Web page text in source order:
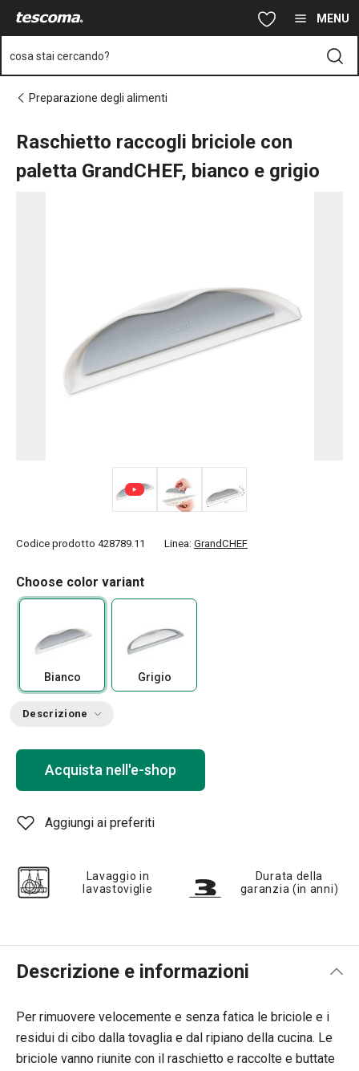
Vai al contenuto principale MENU
cosa stai cercando?
Preparazione degli alimenti
Raschietto raccogli briciole con
paletta GrandCHEF, bianco e grigio
Codice prodotto 428789.11 Linea: GrandCHEF
Choose color variant
Bianco Grigio
Descrizione
Acquista nell'e-shop
Aggiungi ai preferiti
Lavaggio in
lavastoviglie
Durata della
garanzia (in anni)
Descrizione e informazioni
Per rimuovere velocemente e senza fatica le briciole e i
residui di cibo dalla tovaglia e dal ripiano della cucina. Le
briciole vanno riunite con il raschietto e raccolte e buttate